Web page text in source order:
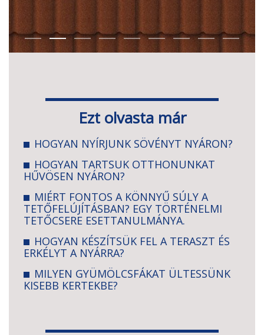
Ezt olvasta már
HOGYAN NYÍRJUNK SÖVÉNYT NYÁRON?
HOGYAN TARTSUK OTTHONUNKAT
HŰVÖSEN NYÁRON?
MIÉRT FONTOS A KÖNNYŰ SÚLY A
TETŐFELÚJÍTÁSBAN? EGY TÖRTÉNELMI
TETŐCSERE ESETTANULMÁNYA.
HOGYAN KÉSZÍTSÜK FEL A TERASZT ÉS
ERKÉLYT A NYÁRRA?
MILYEN GYÜMÖLCSFÁKAT ÜLTESSÜNK
KISEBB KERTEKBE?